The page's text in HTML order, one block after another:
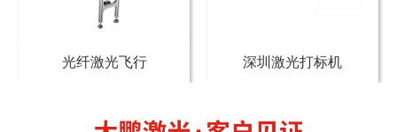
光纤激光飞行 深圳激光打标机